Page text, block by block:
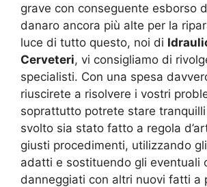
grave con conseguente esborso
danaro ancora più alte per la
luce di tutto questo, noi di
Cerveteri, vi consigliamo di
specialisti. Con una spesa
riuscirete a risolvere i vostri
soprattutto potrete stare
svolto sia stato fatto a regola
giusti procedimenti, utilizzando
adatti e sostituendo gli eventuali
danneggiati con altri nuovi fatti a